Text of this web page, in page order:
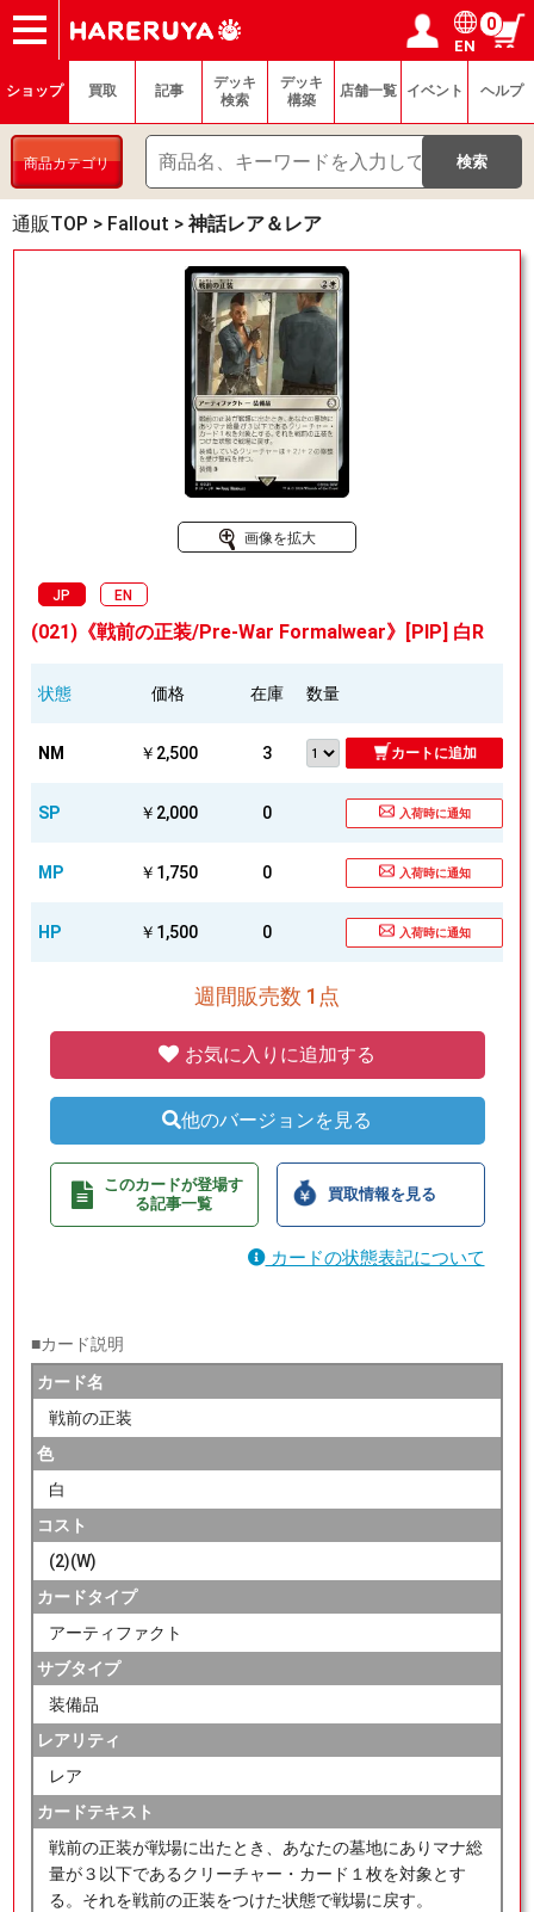
ショップ
買取
記事
デッキ検索
デッキ構築
選手一覧
店舗一覧
イベント
ヘルプ
お問い合わせ ログイン／会員登録
マイページ
EN
0
ショップ 買取 記事
デッキ
検索
デッキ
構築
店舗一覧 イベント ヘルプ
商品カテゴリ
通販TOP > Fallout > 神話レア＆レア
画像を拡大
JP EN
(021)《戦前の正装/Pre-War Formalwear》[PIP] 白R
状態 価格 在庫 数量
NM ￥2,500 3 カートに追加
SP ￥2,000 0 入荷時に通知
MP ￥1,750 0 入荷時に通知
HP ￥1,500 0 入荷時に通知
週間販売数 1点
お気に入りに追加する
他のバージョンを見る
このカードが登場す
る記事一覧
買取情報を見る
カードの状態表記について
■カード説明
カード名
戦前の正装
色
白
コスト
(2)(W)
カードタイプ
アーティファクト
サブタイプ
装備品
レアリティ
レア
カードテキスト
戦前の正装が戦場に出たとき、あなたの墓地にありマナ総
量が３以下であるクリーチャー・カード１枚を対象とす
る。それを戦前の正装をつけた状態で戦場に戻す。